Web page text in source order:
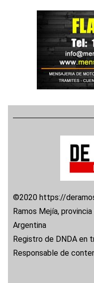
©2020 https://
Ramos Mejía,
Argentina
Registro de DNDA en
Responsable de